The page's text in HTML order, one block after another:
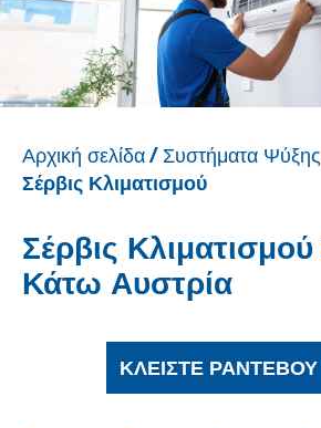
Αρχική σελίδα
Συστήματα Ψύξης
Σέρβις Κλιματισμού
Σέρβις
Κάτω Αυστρία
ΚΛΕΊΣΤΕ